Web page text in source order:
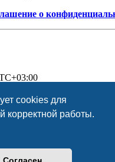
cookies для
корректной работы.
о
® Forum Software ©